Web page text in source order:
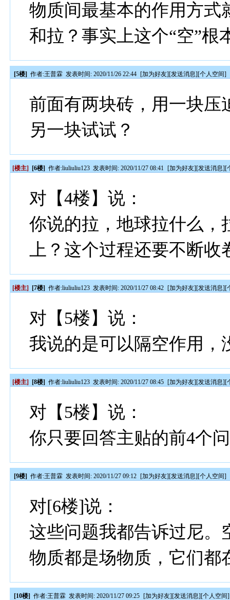
物质间最基本的作用方式
和拉？事实上这个“空”根
[5楼] 作者:王普霖 发表时间: 2020/11/26 22:44 [加为好友][发送消息][个人空间]
前面有两块砖，用一块压
另一块试试？
[楼主] [6楼] 作者:liuliuliu123 发表时间: 2020/11/27 08:41 [加为好友][发送消息][
对【4楼】说：
你说的拉，地球拉什么，
上？这个过程还要不断收
[楼主] [7楼] 作者:liuliuliu123 发表时间: 2020/11/27 08:42 [加为好友][发送消息][
对【5楼】说：
我说的是可以隔空作用，
[楼主] [8楼] 作者:liuliuliu123 发表时间: 2020/11/27 08:45 [加为好友][发送消息][
对【5楼】说：
你只要回答主贴的前4个
[9楼] 作者:王普霖 发表时间: 2020/11/27 09:12 [加为好友][发送消息][个人空间]
对[6楼]说：
这些问题我都告诉过尼。
物质都是场物质，它们都
[10楼] 作者:王普霖 发表时间: 2020/11/27 09:25 [加为好友][发送消息][个人空间]